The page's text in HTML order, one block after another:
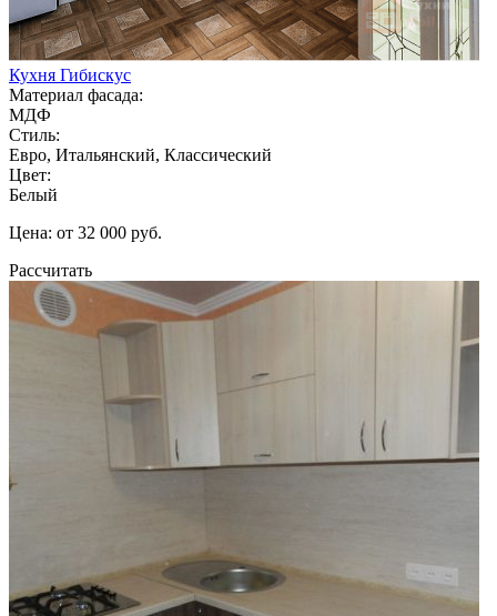
Кухня Гибискус
Материал фасада:
МДФ
Стиль:
Евро, Итальянский, Классический
Цвет:
Белый
Цена: от 32 000 руб.
Рассчитать